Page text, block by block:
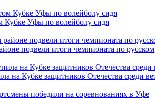
Кубке Уфы по волейболу сидя
подвели итоги чемпионата по
на Кубке защитников Отечества среди